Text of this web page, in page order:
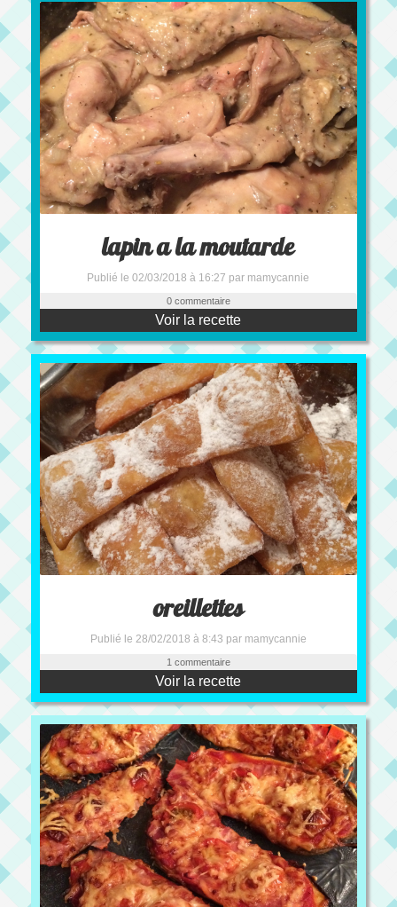
lapin a la moutarde
Publié le 02/03/2018 à 16:27 par mamycannie
0 commentaire
Voir la recette
oreillettes
Publié le 28/02/2018 à 8:43 par mamycannie
1 commentaire
Voir la recette